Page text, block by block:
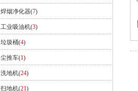
焊烟净化器(7)
工业吸油机(3)
垃圾桶(4)
尘推车(1)
洗地机(24)
扫地机(21)